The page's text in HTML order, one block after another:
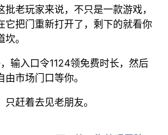
老玩家来说，不只是一款游戏，
它把门重新打开了，剩下的就看你
。
输入口令1124领免费时长，然后
市场门口等你。
赶着去见老朋友。